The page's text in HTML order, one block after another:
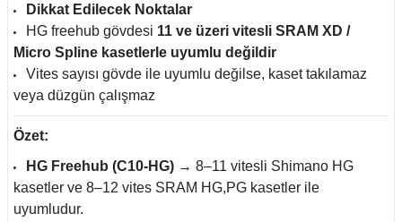
Dikkat Edilecek Noktalar
HG freehub gövdesi 11 ve üzeri vitesli SRAM XD /
Micro Spline kasetlerle uyumlu değildir
Vites sayısı gövde ile uyumlu değilse, kaset takılamaz
veya düzgün çalışmaz
Özet:
HG Freehub (C10-HG) → 8–11 vitesli Shimano HG
kasetler ve 8–12 vites SRAM HG,PG kasetler ile
uyumludur.